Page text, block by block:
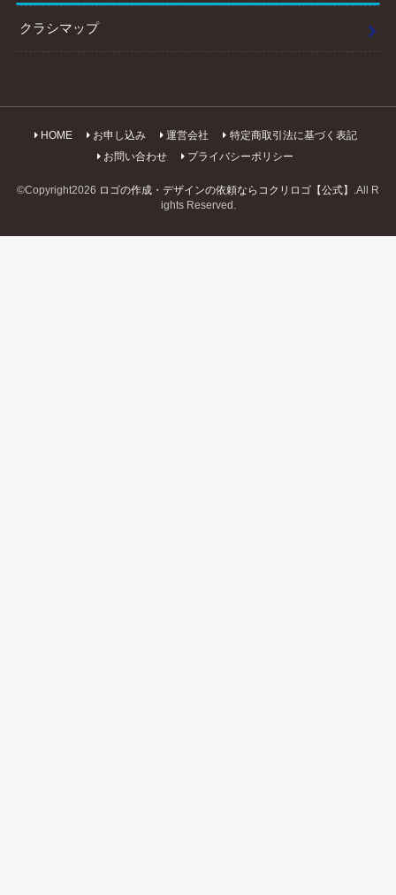
クラシマップ
HOME お申し込み 運営会社
特定商取引法に基づく表記
お問い合わせ
プライバシーポリシー
©Copyright2026 ロゴの作成・デザインの依頼ならコクリロゴ【公式】
.All R
ights Reserved.